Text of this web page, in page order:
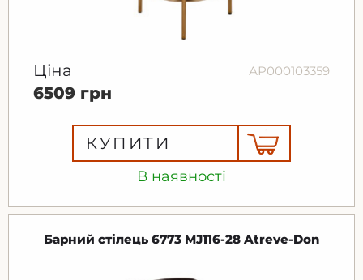
В наявності
Ціна АР000103359
6509 грн
КУПИТИ
Барний стілець 6773 MJ116-28 Atreve-Don